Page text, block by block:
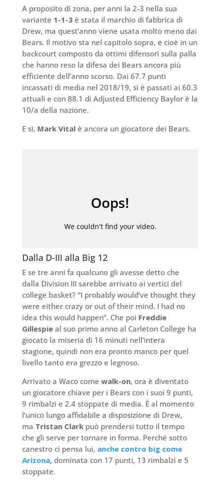
A proposito di zona, per anni la 2-3 nella sua
variante 1-1-3è stata il marchio di fabbrica di
Drew, ma quest’anno viene usata molto meno dai
Bears. Il motivo sta nel capitolo sopra, e cioè in un
backcourt composto da ottimi difensori sulla palla
che hanno reso la difesa dei Bears ancora più
efficiente dell’anno scorso. Dai 67.7 punti
incassati di media nel 2018/19, si è passati ai 60.3
attuali e con 88.1 di Adjusted Efficiency Baylor è la
10/a della nazione.
E sì, Mark Vitalè ancora un giocatore dei Bears.
Dalla D-III alla Big 12
E se tre anni fa qualcuno gli avesse detto che
dalla Division III sarebbe arrivato ai vertici del
college basket? “I probably would’ve thought they
were either crazy or out of their mind. I had no
idea this would happen”. Che poi Freddie
Gillespieal suo primo anno al Carleton College ha
giocato la miseria di 16 minuti nell’intera
stagione, quindi non era pronto manco per quel
livello tanto era grezzo e legnoso.
Arrivato a Waco come walk-on, ora è diventato
un giocatore chiave per i Bears con i suoi 9 punti,
9 rimbalzi e 2.4 stoppate di media. È al momento
l’unico lungo affidabile a disposizione di Drew,
ma Tristan Clarkpuò prendersi tutto il tempo
che gli serve per tornare in forma. Perché sotto
canestro ci pensa lui, anche contro big come
Arizona,dominata con 17 punti, 13 rimbalzi e 5
stoppate.